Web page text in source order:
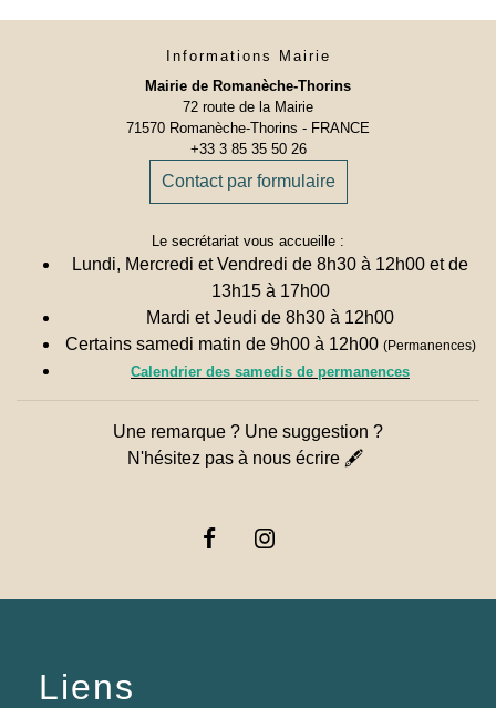
Informations Mairie
Mairie de Romanèche-Thorins
72 route de la Mairie
71570 Romanèche-Thorins - FRANCE
+33 3 85 35 50 26
Contact par formulaire
Le secrétariat vous accueille :
Lundi, Mercredi et Vendredi de 8h30 à 12h00 et de
13h15 à 17h00
Mardi et Jeudi de 8h30 à 12h00
Certains samedi matin de 9h00 à 12h00 (Permanences)
Calendrier des samedis de permanences
Une remarque ? Une suggestion ?
N'hésitez pas à nous écrire 🖋
Liens